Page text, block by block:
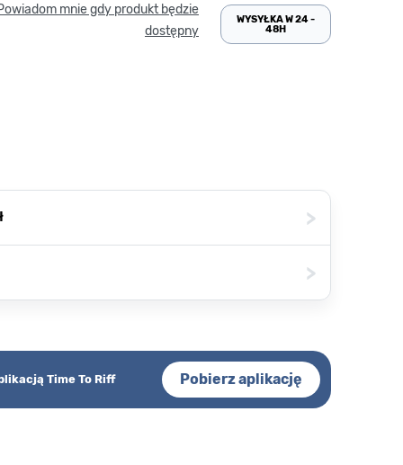
mnie gdy produkt będzie
dostępny
WYSYŁKA W 24 -
48H
>
>
Time To Riff Pobierz aplikację